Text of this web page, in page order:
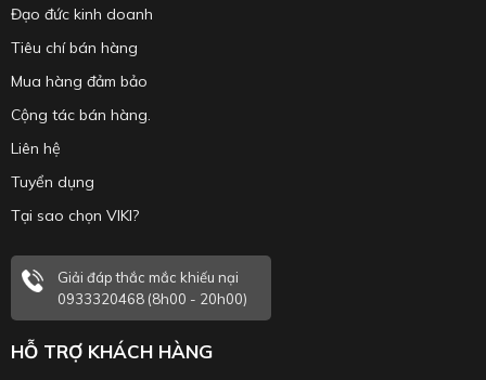
Đạo đức kinh doanh
Tiêu chí bán hàng
Mua hàng đảm bảo
Cộng tác bán hàng.
Liên hệ
Tuyển dụng
Tại sao chọn VIKI?
Giải đáp thắc mắc khiếu nại
0933320468 (8h00 - 20h00)
HỖ TRỢ KHÁCH HÀNG